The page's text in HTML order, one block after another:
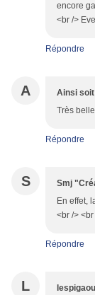
encore
<br />
Répondre
A Ainsi soit
Très
Répondre
S Smj
En effet,
<br />
Répondre
L lespigaou